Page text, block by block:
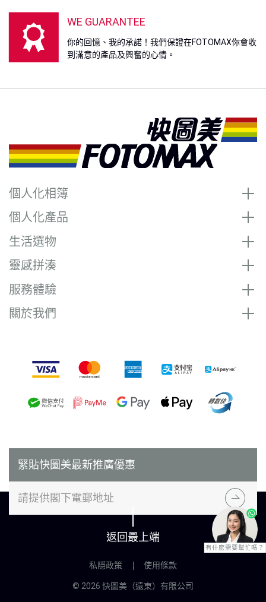
WE GUARANTEE
你的回憶、我的承諾！我們保證在FOTOMAX你會收
到滿意的產品及興奮的心情。
個人化相簿
個人化產品
生活選物
靈感拼湊
服務體驗
關於我們
付款方式
緊貼快圖美最新推廣優惠
返回最上端
私隱政策 使用條款
© 2026 快圖美（遠東）有限公司
有什麼需要幫忙嗎？